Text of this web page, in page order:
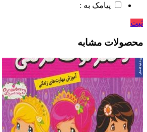
پیامک به :
ثبت
محصولات مشابه